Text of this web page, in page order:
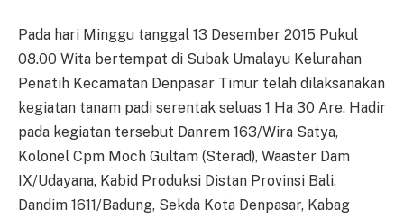
Pada hari Minggu tanggal 13 Desember 2015 Pukul
08.00 Wita bertempat di Subak Umalayu Kelurahan
Penatih Kecamatan Denpasar Timur telah dilaksanakan
kegiatan tanam padi serentak seluas 1 Ha 30 Are. Hadir
pada kegiatan tersebut Danrem 163/Wira Satya,
Kolonel Cpm Moch Gultam (Sterad), Waaster Dam
IX/Udayana, Kabid Produksi Distan Provinsi Bali,
Dandim 1611/Badung, Sekda Kota Denpasar, Kabag